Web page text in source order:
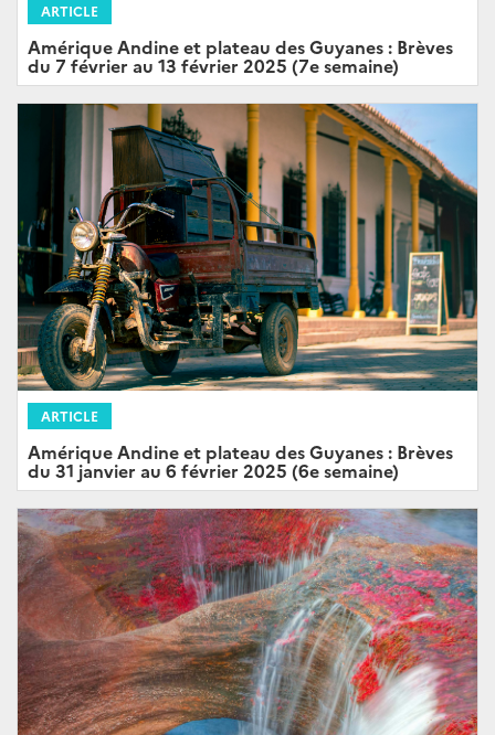
ARTICLE
Amérique Andine et plateau des Guyanes : Brèves
du 7 février au 13 février 2025 (7e semaine)
ARTICLE
Amérique Andine et plateau des Guyanes : Brèves
du 31 janvier au 6 février 2025 (6e semaine)